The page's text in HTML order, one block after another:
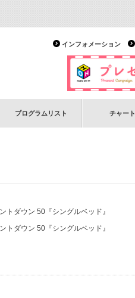
インフォメーション
プログラムリスト チャート
トダウン 50 『シングルベッド』
トダウン 50 『シングルベッド』